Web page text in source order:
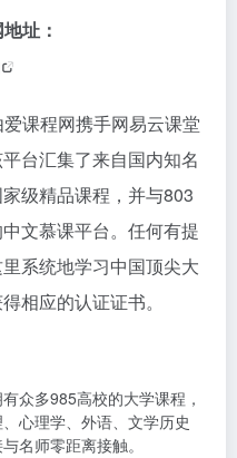
址：
课程网携手网易云课堂
台汇集了来自国内知名
级精品课程，并与803
文慕课平台。任何有提
系统地学习中国顶尖大
相应的认证证书。
众多985高校的大学课程，
心理学、外语、文学历史
名师零距离接触。